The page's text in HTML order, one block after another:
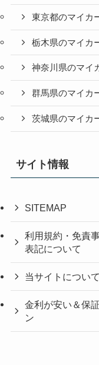
東京都のマイカ
栃木県のマイカ
神奈川県のマイ
群馬県のマイカ
茨城県のマイカ
サイト情報
SITEMAP
利用規約・免責
表記について
当サイトについて
金利が安い＆保
ン